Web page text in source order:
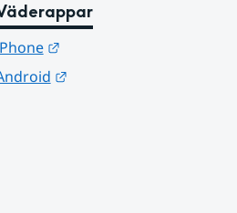
Länk till annan webbplats.
Länk till annan webbplats.